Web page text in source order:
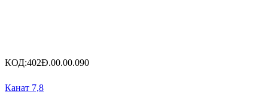
КОД:402Ð.00.00.090
Канат 7,8